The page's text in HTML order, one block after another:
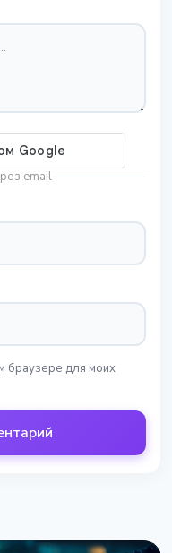
email
браузере для моих